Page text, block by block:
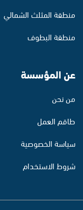
منطقة المثلث الشمالي
منطقة البطوف
عن المؤسسة
من نحن
طاقم العمل
سياسة الخصوصية
شروط الاستخدام